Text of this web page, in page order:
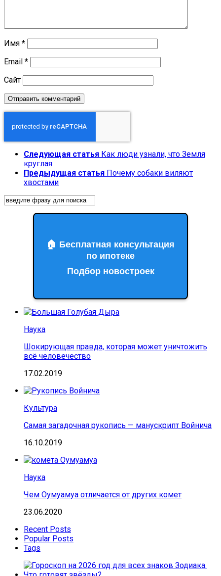
Имя *
Email *
Сайт
Следующая статья Как люди узнали, что Земля
круглая
Предыдущая статья Почему собаки виляют
хвостами
🏠 Бесплатная консультация
по ипотеке
Подбор новостроек
Наука
Шокирующая правда, которая может уничтожить
всё человечество
17.02.2019
Культура
Самая загадочная рукопись — манускрипт Войнича
16.10.2019
Наука
Чем Оумуамуа отличается от других комет
23.06.2020
Recent Posts
Popular Posts
Tags